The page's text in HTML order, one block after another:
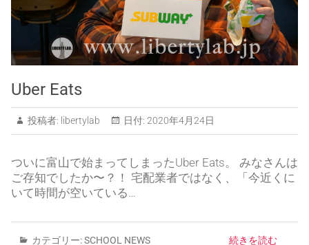
Uber Eats
投稿者: libertylab 日付: 2020年4月24日
ついに富山で始まってしまったUber Eats。 みなさんは
ご存知でしたか〜？！ 宅配業者ではなく、「今近くに
いて時間が空いている…
カテゴリー:SCHOOL NEWS 続きを読む